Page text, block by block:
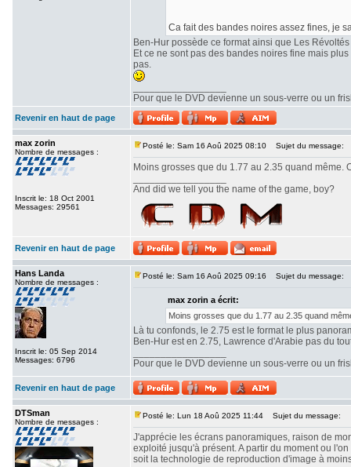
Ca fait des bandes noires assez fines, je
Ben-Hur possède ce format ainsi que Les
Et ce ne sont pas des bandes noires fine mais
pas.
Pour que le DVD devienne un sous-verre ou un
Revenir en haut de page
max zorin
Nombre de messages :
Inscrit le: 18 Oct 2001
Messages: 29561
Posté le: Sam 16 Aoû 2025 08:10 Sujet du message:
Moins grosses que du 1.77 au 2.35 quand même.
And did we tell you the name of the game, boy?
Revenir en haut de page
Hans Landa
Nombre de messages :
Inscrit le: 05 Sep 2014
Messages: 6796
Posté le: Sam 16 Aoû 2025 09:16 Sujet du message:
max zorin a écrit:
Moins grosses que du 1.77 au 2.35 quand
Là tu confonds, le 2.75 est le format le plus
Ben-Hur est en 2.75, Lawrence d'Arabie pas du
Pour que le DVD devienne un sous-verre ou un
Revenir en haut de page
DTSman
Nombre de messages :
Posté le: Lun 18 Aoû 2025 11:44 Sujet du message:
J'apprécie les écrans panoramiques, raison de
exploité jusqu'à présent. A partir du moment ou
soit la technologie de reproduction d'image à